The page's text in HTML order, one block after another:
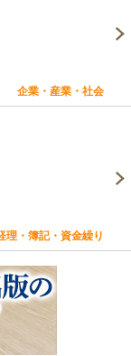
企業・産業・社会
理・簿記・資金繰り